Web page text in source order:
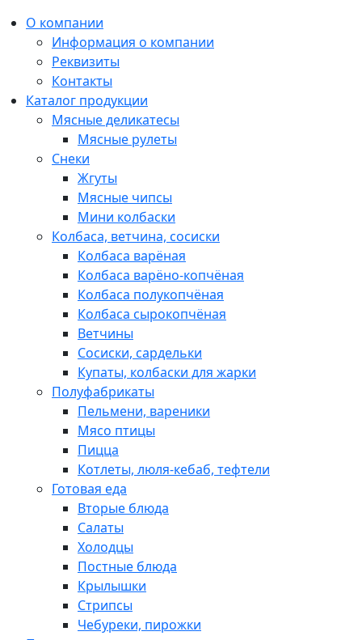
О компании
Информация о компании
Реквизиты
Контакты
Каталог продукции
Мясные деликатесы
Мясные рулеты
Снеки
Жгуты
Мясные чипсы
Мини колбаски
Колбаса, ветчина, сосиски
Колбаса варёная
Колбаса варёно-копчёная
Колбаса полукопчёная
Колбаса сырокопчёная
Ветчины
Сосиски, сардельки
Купаты, колбаски для жарки
Полуфабрикаты
Пельмени, вареники
Мясо птицы
Пицца
Котлеты, люля-кебаб, тефтели
Готовая еда
Вторые блюда
Салаты
Холодцы
Постные блюда
Крылышки
Стрипсы
Чебуреки, пирожки